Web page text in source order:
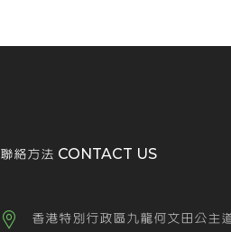
聯絡方法 CONTACT US
香港特別行政區九龍何文田公主